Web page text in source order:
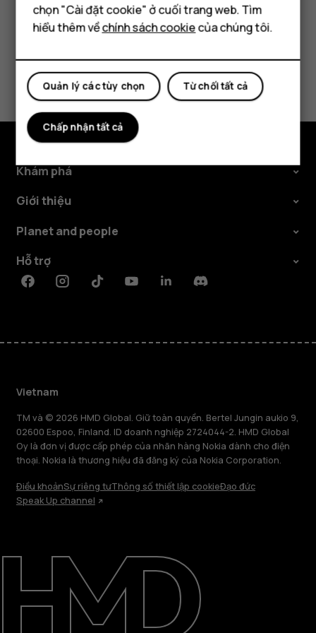
Máy tính bảng
Giới thiệu
Sửa chữa, tái sử dụng, tái chế
Hỗ trợ
Bạn tìm được thông tin hữu ích không?
Có Không
Khám phá
Giới thiệu
Planet and people
Hỗ trợ
FacebookInstagramTiktokYoutubeLinkedinDiscord
Vietnam
TM và © 2026 HMD Global. Giữ toàn quyền. Bertel Jungin aukio 9,
02600 Espoo, Finland. ID doanh nghiệp 2724044-2. HMD Global
Oy là đơn vị được cấp phép của nhãn hàng Nokia dành cho điện
thoại. Nokia là thương hiệu đã đăng ký của Nokia Corporation.
Điều khoảnSự riêng tưThông số thiết lập cookieĐạo đức
Speak Up channel
chọn "Cài đặt cookie" ở cuối trang web. Tìm
hiểu thêm vềchính sách cookiecủa chúng tôi.
Từ chối tất cả
Quản lý các tùy chọn
Chấp nhận tất cả